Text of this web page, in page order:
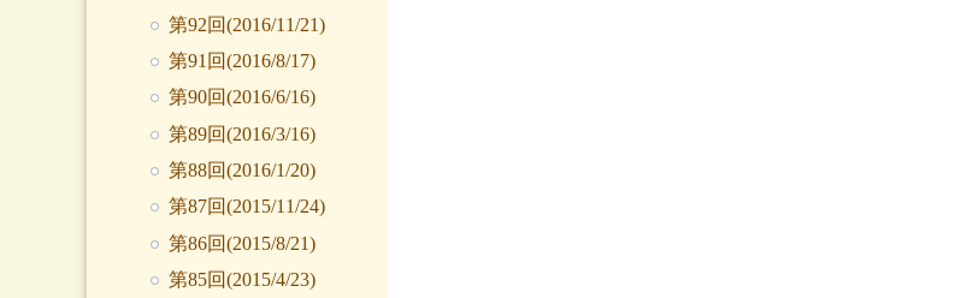
第92回(2016/11/21)
第91回(2016/8/17)
第90回(2016/6/16)
第89回(2016/3/16)
第88回(2016/1/20)
第87回(2015/11/24)
第86回(2015/8/21)
第85回(2015/4/23)